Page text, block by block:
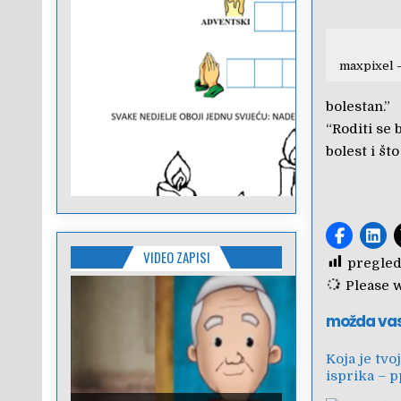
maxpixel
bolestan.”
“Roditi se
bolest i
Please
možda
Koja je
isprika –
VIDEO ZAPISI